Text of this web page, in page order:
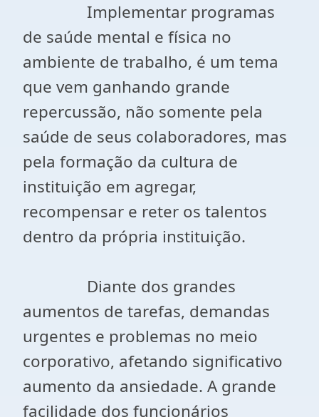
Implementar programas
de saúde mental e física no
ambiente de trabalho, é um tema
que vem ganhando grande
repercussão, não somente pela
saúde de seus colaboradores, mas
pela formação da cultura de
instituição em agregar,
recompensar e reter os talentos
dentro da própria instituição.
Diante dos grandes
aumentos de tarefas, demandas
urgentes e problemas no meio
corporativo, afetando significativo
aumento da ansiedade. A grande
facilidade dos funcionários